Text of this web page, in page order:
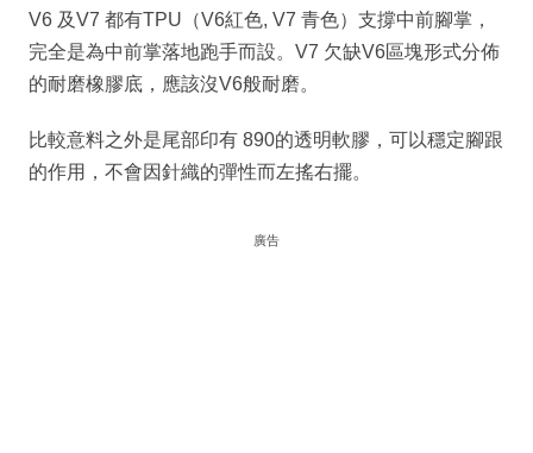
V6 及V7 都有TPU（V6紅色, V7 青色）支撐中前腳掌，
完全是為中前掌落地跑手而設。V7 欠缺V6區塊形式分佈
的耐磨橡膠底，應該沒V6般耐磨。
比較意料之外是尾部印有 890的透明軟膠，可以穩定腳跟
的作用，不會因針織的彈性而左搖右擺。
廣告